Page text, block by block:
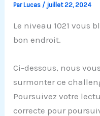
ParLucas / juillet 22, 2024
Le niveau 1021 vous
bon endroit.
Ci-dessous, nous
surmonter ce
Poursuivez votre
correcte pour